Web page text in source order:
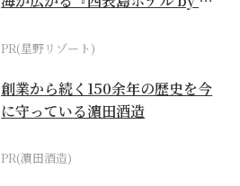
PR(星野リゾート)
創業から続く150余年の歴史を今
に守っている濵田酒造
PR(濵田酒造)